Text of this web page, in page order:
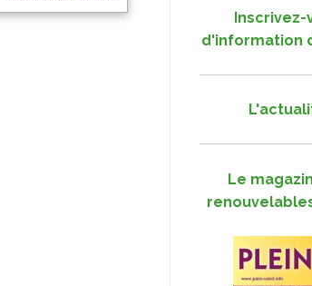
Inscrivez-
d'information
Le